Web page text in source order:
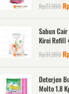
Rp27.900
Sabun
Kirei Refill
Rp31.900
Deterjen
Molto 1.8